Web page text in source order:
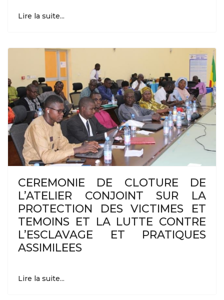
Lire la suite...
CEREMONIE DE CLOTURE DE
L’ATELIER CONJOINT SUR LA
PROTECTION DES VICTIMES ET
TEMOINS ET LA LUTTE CONTRE
L’ESCLAVAGE ET PRATIQUES
ASSIMILEES
Lire la suite...